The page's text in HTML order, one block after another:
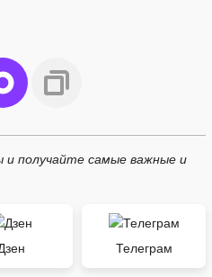
получайте самые важные и
Телеграм